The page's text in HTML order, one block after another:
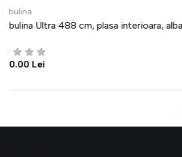
Trambulina Ultra 435 cm,